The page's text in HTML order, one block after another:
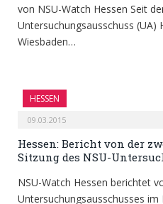
von NSU-Watch Hessen Seit
Untersuchungsausschuss (UA)
Wiesbaden…
HESSEN
09.03.2015
Hessen: Bericht von der
Sitzung des NSU-
NSU-Watch Hessen berichtet
Untersuchungsausschusses